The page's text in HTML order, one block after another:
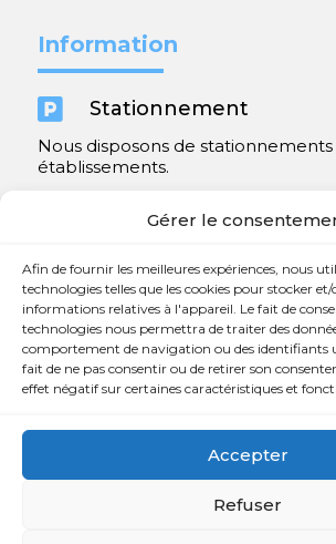
Gérer le
Afin de fournir les meilleures expériences, nous
technologies telles que les cookies pour stocker
informations relatives à l'appareil. Le fait de
technologies nous permettra de traiter des
comportement de navigation ou des identifiants
fait de ne pas consentir ou de retirer son
effet négatif sur certaines caractéristiques et
Accepter
Refuser
Information
 Stationnement
Nous disposons de stationnements
établissements.
Contact
 450 654-3342

765, rue Notre-Dame